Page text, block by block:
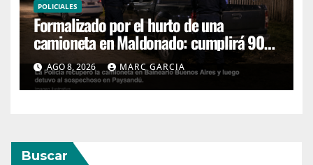
POLICIALES
Formalizado por el hurto de una
camioneta en Maldonado: cumplirá 90
días de prisión preventiva
AGO 8, 2026 MARC GARCIA
Buscar